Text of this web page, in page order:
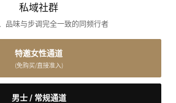
私域社群
品味与步调完全一致的同频行者
特邀女性通道
(免购买/直接准入)
男士 / 常规通道